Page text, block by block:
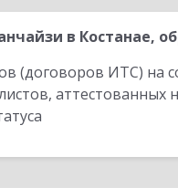
в Костанае,
(договоров ИТС) на